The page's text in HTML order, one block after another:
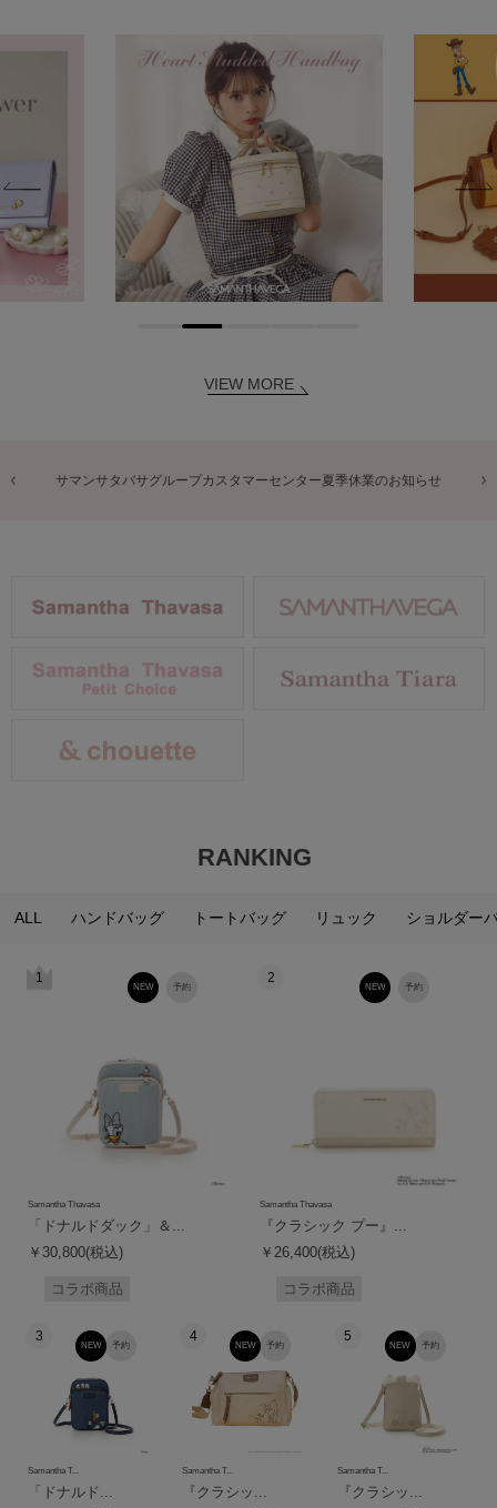
VIEW MORE
商品に関するお詫びとお知らせ
RANKING
ALL ハンドバッグ トートバッグ リュック ショルダー
1
予約
NEW
Samantha Thavasa
「ドナルドダック」＆...
￥30,800(税込)
コラボ商品
2
予約
NEW
Samantha Thavasa
『クラシック プー』...
￥26,400(税込)
コラボ商品
3
予約
NEW
Samantha T...
「ドナルド...
4
予約
NEW
Samantha T...
『クラシッ...
5
予約
NEW
Samantha T...
『クラシッ...